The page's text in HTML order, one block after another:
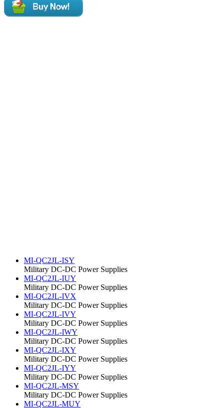
MI-QC2JL-ISY
Military DC-DC Power Supplies
MI-QC2JL-IUY
Military DC-DC Power Supplies
MI-QC2JL-IVX
Military DC-DC Power Supplies
MI-QC2JL-IVY
Military DC-DC Power Supplies
MI-QC2JL-IWY
Military DC-DC Power Supplies
MI-QC2JL-IXY
Military DC-DC Power Supplies
MI-QC2JL-IYY
Military DC-DC Power Supplies
MI-QC2JL-MSY
Military DC-DC Power Supplies
MI-QC2JL-MUY